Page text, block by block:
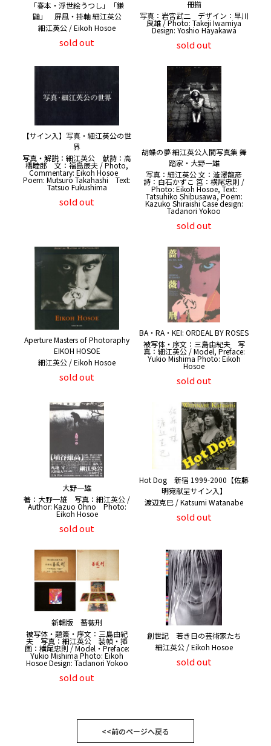
「春本・浮世絵うつし」「鎌
鼬」 屏風・掛軸 細江英公
細江英公 / Eikoh Hosoe
sold out
冊揃
写真：岩宮武二 デザイン：早川
良雄 / Photo: Takeji Iwamiya
Design: Yoshio Hayakawa
sold out
【サイン入】写真・細江英公の世
界
写真・解説：細江英公 献詩：高
橋睦郎 文：福島辰夫 / Photo,
Commentary: Eikoh Hosoe
Poem: Mutsuro Takahashi Text:
Tatsuo Fukushima
sold out
胡蝶の夢 細江英公人間写真集 舞
踏家・大野一雄
写真：細江英公 文：澁澤龍彦
詩：白石かずこ 筥：横尾忠則 /
Photo: Eikoh Hosoe, Text:
Tatsuhiko Shibusawa, Poem:
Kazuko Shiraishi Case design:
Tadanori Yokoo
sold out
Aperture Masters of Photoraphy
EIKOH HOSOE
細江英公 / Eikoh Hosoe
sold out
BA・RA・KEI: ORDEAL BY ROSES
被写体・序文：三島由紀夫 写
真：細江英公 / Model, Preface:
Yukio Mishima Photo: Eikoh
Hosoe
sold out
大野一雄
著：大野一雄 写真：細江英公 /
Author: Kazuo Ohno Photo:
Eikoh Hosoe
sold out
Hot Dog 新宿 1999-2000【佐藤
明宛献呈サイン入】
渡辺克巳 / Katsumi Watanabe
sold out
新輯版 薔薇刑
被写体・題簽・序文：三島由紀
夫 写真：細江英公 装幀・挿
画：横尾忠則 / Model・Preface:
Yukio Mishima Photo: Eikoh
Hosoe Design: Tadanori Yokoo
sold out
創世記 若き日の芸術家たち
細江英公 / Eikoh Hosoe
sold out
<<前のページへ戻る